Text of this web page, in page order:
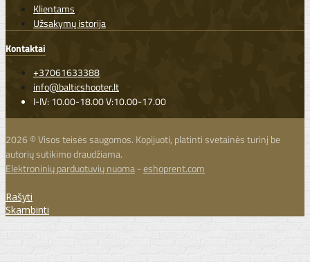
Klientams
Užsakymų istorija
Kontaktai
+37061633388
info@balticshooter.lt
I-IV: 10.00-18.00 V:10.00-17.00
2026 © Visos teisės saugomos. Kopijuoti, platinti svetainės turinį be
autorių sutikimo draudžiama.
Elektroninių parduotuvių nuoma-eshoprent.com
Rašyti
Skambinti